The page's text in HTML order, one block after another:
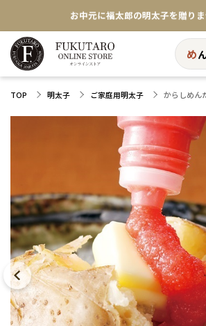
★めんべい25周年記念商品
【色々な味を試したい方へ】ポストイ
送料全国一律770円！10,800円以
め
TOP 明太子 ご家庭用明太子 からしめん